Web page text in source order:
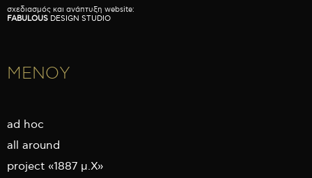
σχεδιασμός και ανάπτυξη website:
FABULOUS DESIGN STUDIO
ΜΕΝΟΥ
ad hoc
all around
project «1887 μ.Χ»